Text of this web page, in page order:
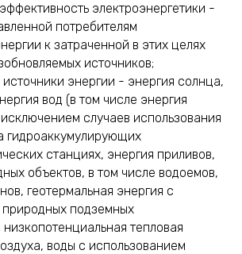
электроэнергетики -
потребителям
к затраченной в этих целях
источников;
энергии - энергия солнца,
вод (в том числе энергия
случаев использования
гидроаккумулирующих
станциях, энергия приливов,
объектов, в том числе водоемов,
геотермальная энергия с
подземных
тепловая
воды с использованием